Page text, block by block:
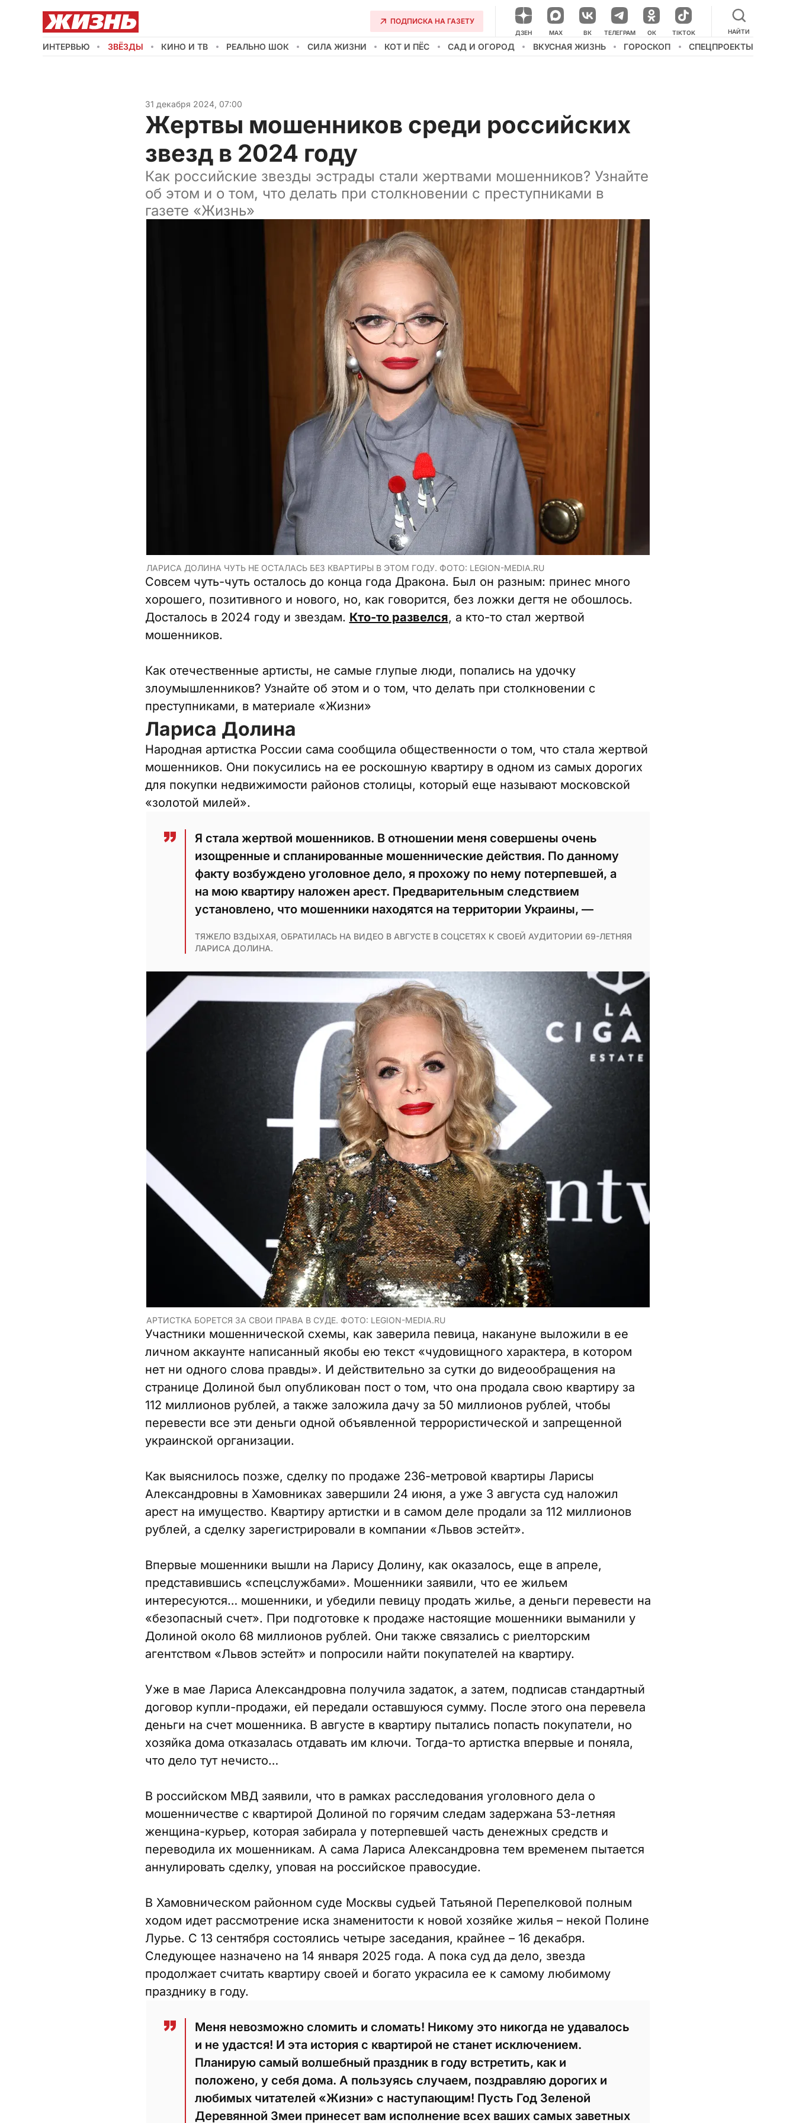
ПОДПИСКА НА ГАЗЕТУ
ДЗЕН НАШ КАНАЛ В МЕССЕНДЖЕРЕ
MAX ВК ТЕЛЕГРАМ ОК TIKTOK НАЙТИ
ИНТЕРВЬЮ ЗВЁЗДЫ КИНО И ТВ РЕАЛЬНО ШОК СИЛА ЖИЗНИ КОТ И ПЁС САД И ОГОРОД ВКУСНАЯ ЖИЗНЬ ГОРОСКОП СПЕЦПРОЕКТЫ
31 декабря 2024, 07:00
Жертвы мошенников среди российских
звезд в 2024 году
Как российские звезды эстрады стали жертвами мошенников? Узнайте
об этом и о том, что делать при столкновении с преступниками в
газете «Жизнь»
ЛАРИСА ДОЛИНА ЧУТЬ НЕ ОСТАЛАСЬ БЕЗ КВАРТИРЫ В ЭТОМ ГОДУ. ФОТО: LEGION-MEDIA.RU
Совсем чуть-чуть осталось до конца года Дракона. Был он разным: принес много
хорошего, позитивного и нового, но, как говорится, без ложки дегтя не обошлось.
Досталось в 2024 году и звездам. Кто-то развелся, а кто-то стал жертвой
мошенников.
Как отечественные артисты, не самые глупые люди, попались на удочку
злоумышленников? Узнайте об этом и о том, что делать при столкновении с
преступниками, в материале «Жизни»
Лариса Долина
Народная артистка России сама сообщила общественности о том, что стала жертвой
мошенников. Они покусились на ее роскошную квартиру в одном из самых дорогих
для покупки недвижимости районов столицы, который еще называют московской
«золотой милей».
Я стала жертвой мошенников. В отношении меня совершены очень
изощренные и спланированные мошеннические действия. По данному
факту возбуждено уголовное дело, я прохожу по нему потерпевшей, а
на мою квартиру наложен арест. Предварительным следствием
установлено, что мошенники находятся на территории Украины, —
ТЯЖЕЛО ВЗДЫХАЯ, ОБРАТИЛАСЬ НА ВИДЕО В АВГУСТЕ В СОЦСЕТЯХ К СВОЕЙ АУДИТОРИИ 69-ЛЕТНЯЯ
ЛАРИСА ДОЛИНА.
АРТИСТКА БОРЕТСЯ ЗА СВОИ ПРАВА В СУДЕ. ФОТО: LEGION-MEDIA.RU
Участники мошеннической схемы, как заверила певица, накануне выложили в ее
личном аккаунте написанный якобы ею текст «чудовищного характера, в котором
нет ни одного слова правды». И действительно за сутки до видеообращения на
странице Долиной был опубликован пост о том, что она продала свою квартиру за
112 миллионов рублей, а также заложила дачу за 50 миллионов рублей, чтобы
перевести все эти деньги одной объявленной террористической и запрещенной
украинской организации.
Как выяснилось позже, сделку по продаже 236-метровой квартиры Ларисы
Александровны в Хамовниках завершили 24 июня, а уже 3 августа суд наложил
арест на имущество. Квартиру артистки и в самом деле продали за 112 миллионов
рублей, а сделку зарегистрировали в компании «Львов эстейт».
Впервые мошенники вышли на Ларису Долину, как оказалось, еще в апреле,
представившись «спецслужбами». Мошенники заявили, что ее жильем
интересуются… мошенники, и убедили певицу продать жилье, а деньги перевести на
«безопасный счет». При подготовке к продаже настоящие мошенники выманили у
Долиной около 68 миллионов рублей. Они также связались с риелторским
агентством «Львов эстейт» и попросили найти покупателей на квартиру.
Уже в мае Лариса Александровна получила задаток, а затем, подписав стандартный
договор купли-продажи, ей передали оставшуюся сумму. После этого она перевела
деньги на счет мошенника. В августе в квартиру пытались попасть покупатели, но
хозяйка дома отказалась отдавать им ключи. Тогда-то артистка впервые и поняла,
что дело тут нечисто…
В российском МВД заявили, что в рамках расследования уголовного дела о
мошенничестве с квартирой Долиной по горячим следам задержана 53-летняя
женщина-курьер, которая забирала у потерпевшей часть денежных средств и
переводила их мошенникам. А сама Лариса Александровна тем временем пытается
аннулировать сделку, уповая на российское правосудие.
В Хамовническом районном суде Москвы судьей Татьяной Перепелковой полным
ходом идет рассмотрение иска знаменитости к новой хозяйке жилья – некой Полине
Лурье. С 13 сентября состоялись четыре заседания, крайнее – 16 декабря.
Следующее назначено на 14 января 2025 года. А пока суд да дело, звезда
продолжает считать квартиру своей и богато украсила ее к самому любимому
празднику в году.
Меня невозможно сломить и сломать! Никому это никогда не удавалось
и не удастся! И эта история с квартирой не станет исключением.
Планирую самый волшебный праздник в году встретить, как и
положено, у себя дома. А пользуясь случаем, поздравляю дорогих и
любимых читателей «Жизни» с наступающим! Пусть Год Зеленой
Деревянной Змеи принесет вам исполнение всех ваших самых заветных